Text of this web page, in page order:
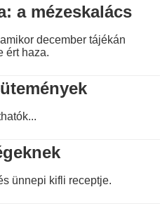
a mézeskalács
december tájékán
ért haza.
ünnepi kifli receptje.